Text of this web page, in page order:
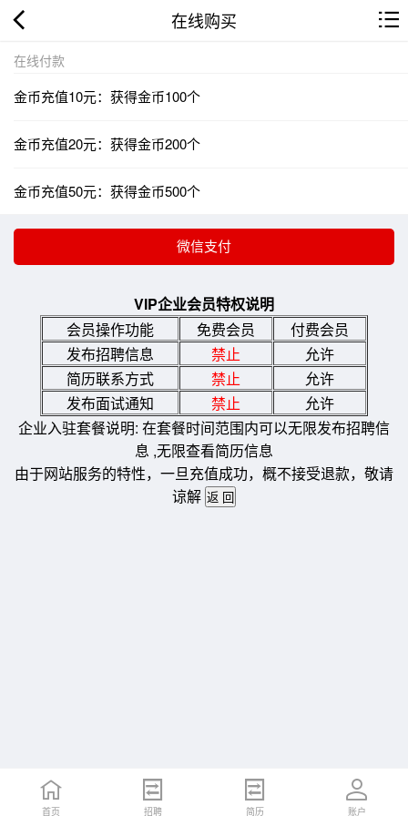
在线购买
在线付款
金币充值10元：获得金币100个
金币充值20元：获得金币200个
金币充值50元：获得金币500个
VIP企业会员特权说明
会员操作功能
免费会员
付费会员
发布招聘信息
禁止
允许
简历联系方式
禁止
允许
发布面试通知
禁止
允许
企业入驻套餐说明: 在套餐时间范围内可以无限发布招聘信
息 ,无限查看简历信息
由于网站服务的特性，一旦充值成功，概不接受退款，敬请
谅解
首页 招聘 简历 账户